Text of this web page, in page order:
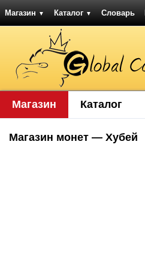
Магазин ▼ Каталог ▼ Словарь
Магазин Каталог
Магазин монет — Хубей